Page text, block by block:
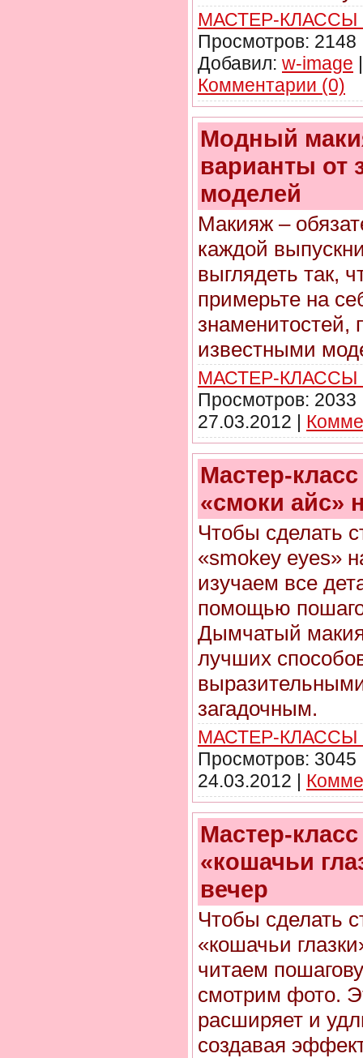
МАСТЕР-
Просмотров: 2148
Добавил: w-image |
Комментарии (0)
Модный
варианты от
моделей
Макияж –
каждой
выглядеть так,
примерьте на
знаменитостей,
известными
МАСТЕР-
Просмотров: 2033
27.03.2012 |
Мастер-
«смоки айс»
Чтобы сделать
«smokey eyes»
изучаем все
помощью
Дымчатый
лучших
загадочным.
МАСТЕР-
Просмотров: 3045
24.03.2012 |
Мастер-
«кошачьи
вечер
Чтобы сделать
«кошачьи
читаем
смотрим фото.
расширяет и
создавая